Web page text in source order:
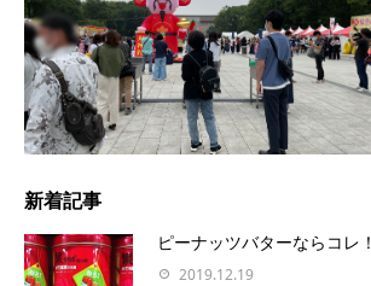
新着記事
ピーナッツバターならコレ！
2019.12.19